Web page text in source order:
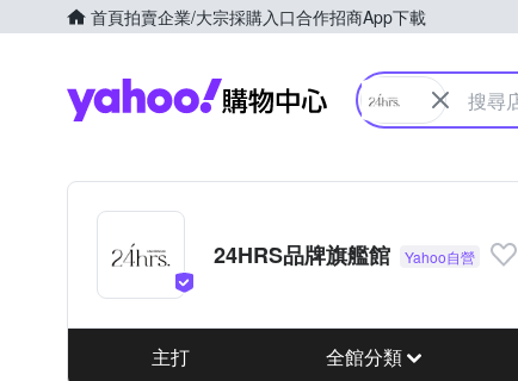
首頁拍賣企業/大宗採購入口合作招商App下載
Yahoo購物中心
24HRS品牌旗艦館
主打 全館分類